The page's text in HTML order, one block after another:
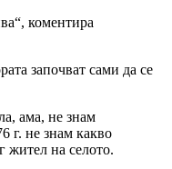
коментира
започват сами да се
ама, не знам
г. не знам какво
жител на селото.